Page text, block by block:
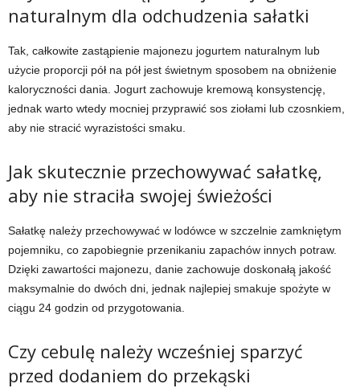
naturalnym dla odchudzenia sałatki
Tak, całkowite zastąpienie majonezu jogurtem naturalnym lub
użycie proporcji pół na pół jest świetnym sposobem na obniżenie
kaloryczności dania. Jogurt zachowuje kremową konsystencję,
jednak warto wtedy mocniej przyprawić sos ziołami lub czosnkiem,
aby nie stracić wyrazistości smaku.
Jak skutecznie przechowywać sałatkę,
aby nie straciła swojej świeżości
Sałatkę należy przechowywać w lodówce w szczelnie zamkniętym
pojemniku, co zapobiegnie przenikaniu zapachów innych potraw.
Dzięki zawartości majonezu, danie zachowuje doskonałą jakość
maksymalnie do dwóch dni, jednak najlepiej smakuje spożyte w
ciągu 24 godzin od przygotowania.
Czy cebulę należy wcześniej sparzyć
przed dodaniem do przekąski